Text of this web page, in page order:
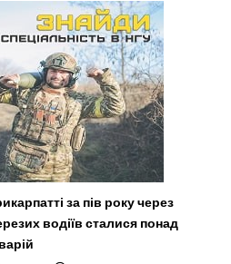
за пів року через
водіїв сталися понад